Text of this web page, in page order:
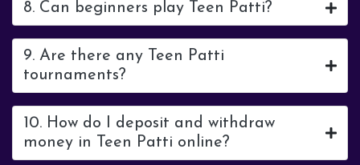
8. Can beginners play Teen Patti?
9. Are there any Teen Patti
tournaments?
10. How do I deposit and withdraw
money in Teen Patti online?